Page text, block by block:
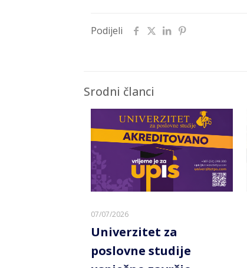
Podijeli
Srodni članci
07/07/2026
Univerzitet za
poslovne studije